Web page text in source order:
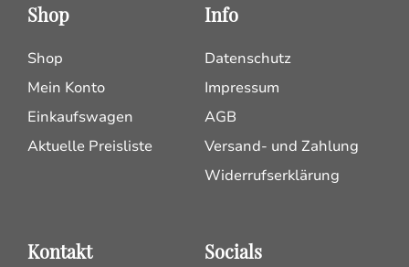
Shop
Shop
Mein Konto
Einkaufswagen
Aktuelle Preisliste
Info
Datenschutz
Impressum
AGB
Versand- und Zahlung
Widerrufserklärung
Kontakt Socials